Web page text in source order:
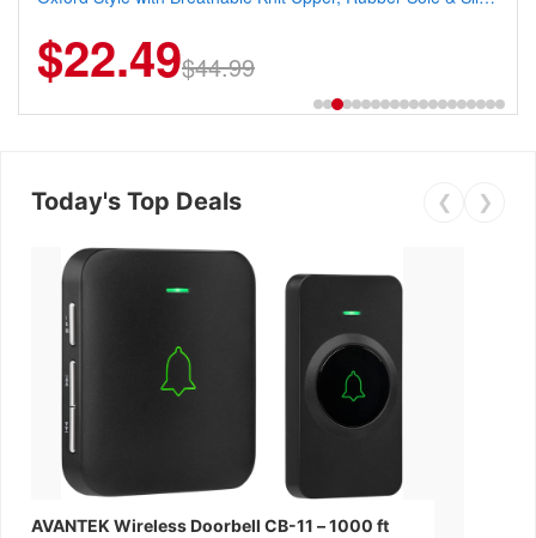
$22.49$44.99
Today's Top Deals ❮ ❯
AVANTEK Wireless Doorbell CB-11 – 1000 ft